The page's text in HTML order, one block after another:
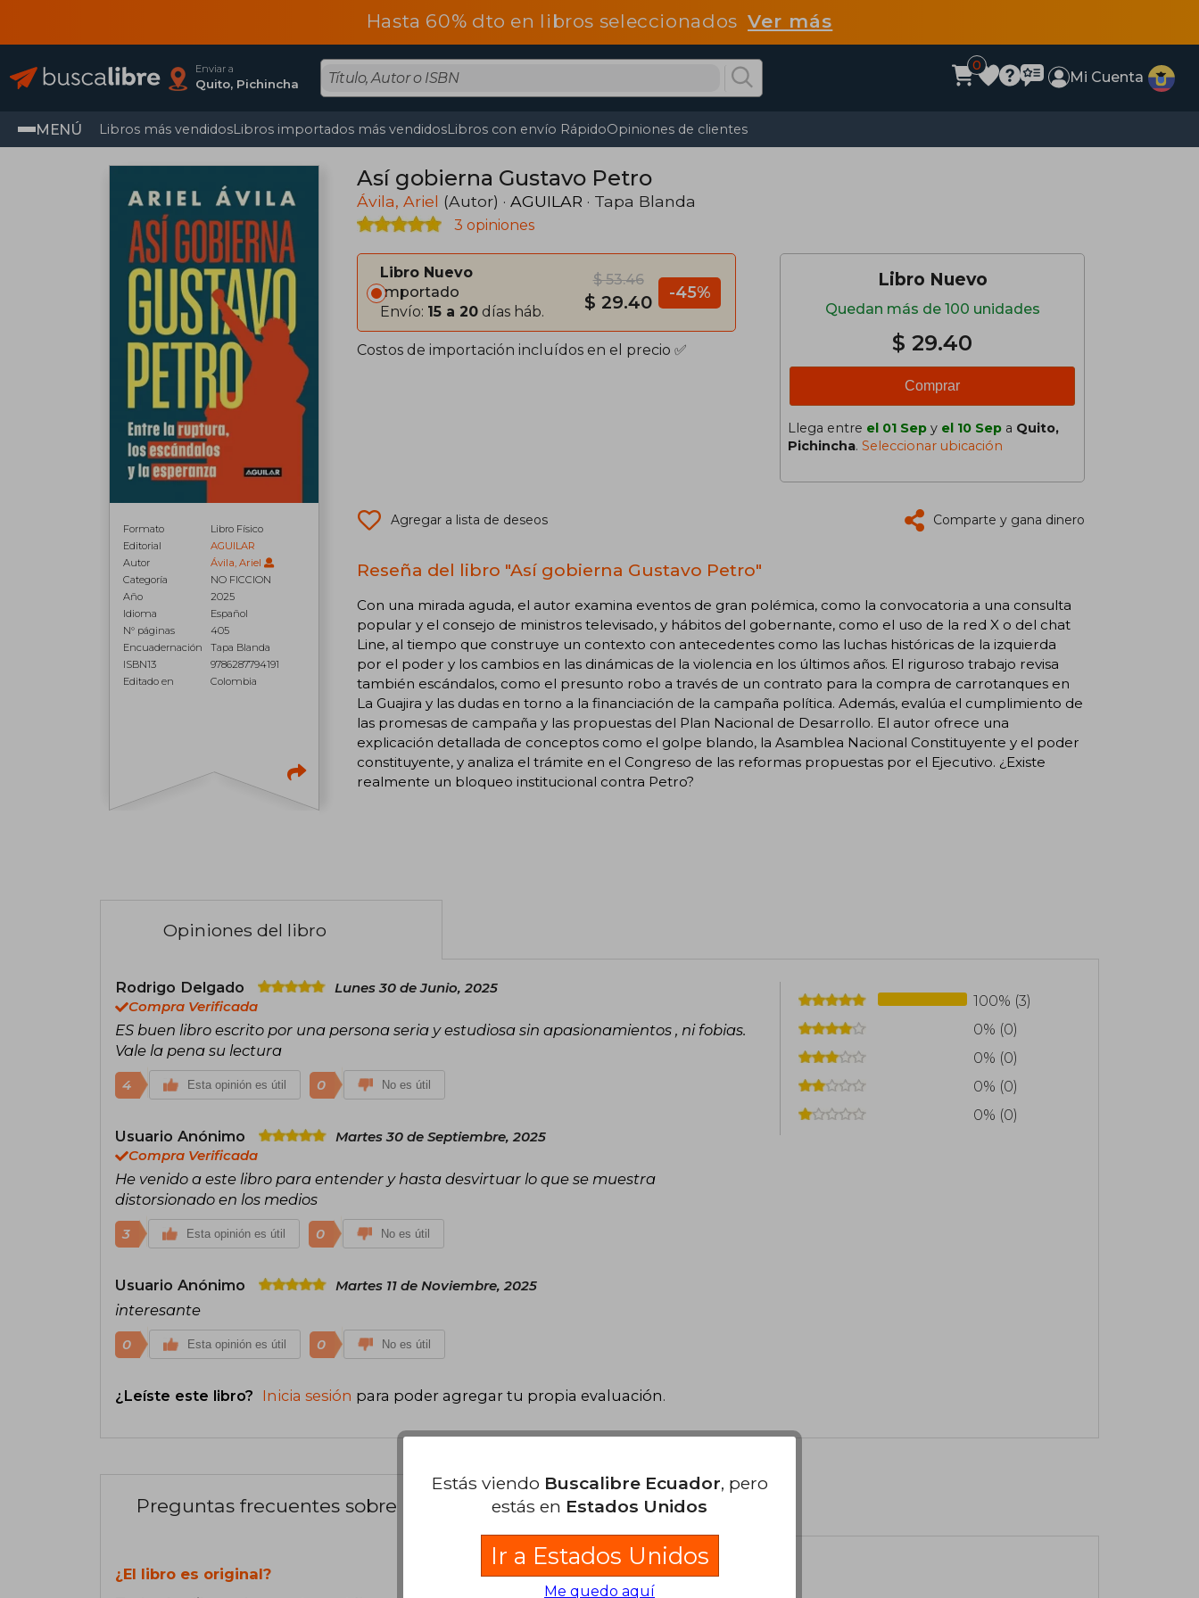
Hasta 60% dto en libros seleccionadosVer más
Enviar a
Quito, Pichincha
0
Mi Cuenta
MENÚ Libros más vendidosLibros importados más vendidosLibros con envío RápidoOpiniones de clientes
Formato
Libro Físico
Editorial
AGUILAR
Autor
Ávila, Ariel
Categoría
NO FICCION
Año
2025
Idioma
Español
N° páginas
405
Encuadernación
Tapa Blanda
ISBN13
9786287794191
Editado en
Colombia
Así gobierna Gustavo Petro
Ávila, Ariel (Autor) · AGUILAR · Tapa Blanda
3 opiniones
Libro Nuevo
Importado
Envío: 15 a 20 días háb.
$ 53.46
$ 29.40 -45%
Costos de importación incluídos en el precio ✅
Libro Nuevo
Quedan más de 100 unidades
$ 29.40
Comprar
Llega entre el 01 Sep y el 10 Sep a Quito,
Pichincha. Seleccionar ubicación
Agregar a lista de deseos Comparte y gana dinero
Reseña del libro "Así gobierna Gustavo Petro"
Con una mirada aguda, el autor examina eventos de gran polémica, como la convocatoria a una consulta
popular y el consejo de ministros televisado, y hábitos del gobernante, como el uso de la red X o del chat
Line, al tiempo que construye un contexto con antecedentes como las luchas históricas de la izquierda
por el poder y los cambios en las dinámicas de la violencia en los últimos años. El riguroso trabajo revisa
también escándalos, como el presunto robo a través de un contrato para la compra de carrotanques en
La Guajira y las dudas en torno a la financiación de la campaña política. Además, evalúa el cumplimiento de
las promesas de campaña y las propuestas del Plan Nacional de Desarrollo. El autor ofrece una
explicación detallada de conceptos como el golpe blando, la Asamblea Nacional Constituyente y el poder
constituyente, y analiza el trámite en el Congreso de las reformas propuestas por el Ejecutivo. ¿Existe
realmente un bloqueo institucional contra Petro?
Opiniones del libro
Rodrigo Delgado
Lunes 30 de Junio, 2025
Compra Verificada
ES buen libro escrito por una persona seria y estudiosa sin apasionamientos , ni fobias.
Vale la pena su lectura
4 Esta opinión es útil 0 No es útil
Usuario Anónimo
Martes 30 de Septiembre, 2025
Compra Verificada
He venido a este libro para entender y hasta desvirtuar lo que se muestra
distorsionado en los medios
3 Esta opinión es útil 0 No es útil
Usuario Anónimo Martes 11 de Noviembre, 2025
interesante
0 Esta opinión es útil 0 No es útil
¿Leíste este libro? Inicia sesión para poder agregar tu propia evaluación.
100% (3)
0% (0)
0% (0)
0% (0)
0% (0)
Preguntas frecuentes sobre el libro
¿El libro es original?
Estás viendo Buscalibre Ecuador, pero
estás en Estados Unidos
Ir a Estados Unidos
Me quedo aquí